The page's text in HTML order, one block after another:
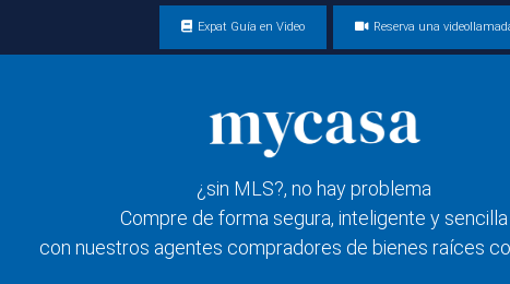
Expat Guía en Video Reserva una
¿sin MLS?, no hay problema
Compre de forma segura, inteligente y sencilla
con nuestros agentes compradores de bienes raíces